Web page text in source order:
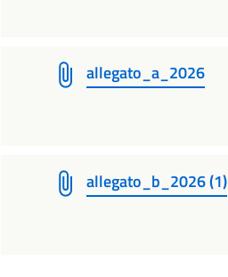
allegato_a_2026
allegato_b_2026 (1)